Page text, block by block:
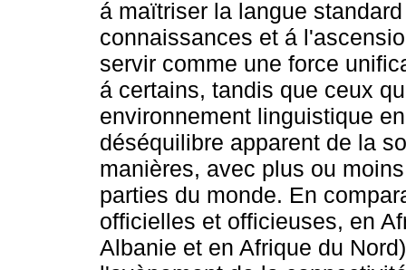
á maïtriser la langue
connaissances et á
servir comme une force
á certains, tandis que ceux
environnement linguistique
déséquilibre apparent de la
manières, avec plus ou
parties du monde. En
officielles et officieuses, en
Albanie et en Afrique du